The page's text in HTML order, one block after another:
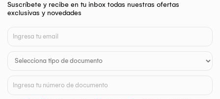
Suscríbete y recibe en tu inbox todas nuestras ofertas
exclusivas y novedades